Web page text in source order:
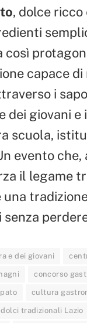
, dolce
così
capace
i
dei giovani e
scuola,
evento che,
il legame
una
senza
e dei giovani
concorso
cultura
dolci tradizionali Lazio